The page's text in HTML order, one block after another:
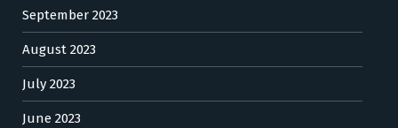
September 2023
August 2023
July 2023
June 2023